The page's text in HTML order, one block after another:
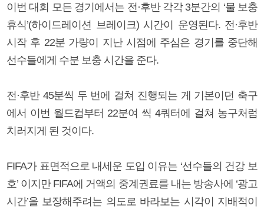
이번 대회 모든 경기에서는 전·후반 각각 3분간의 ‘물 보충
휴식’(하이드레이션 브레이크) 시간이 운영된다. 전·후반
시작 후 22분 가량이 지난 시점에 주심은 경기를 중단해
선수들에게 수분 보충 시간을 준다.
전·후반 45분씩 두 번에 걸쳐 진행되는 게 기본이던 축구
에서 이번 월드컵부터 22분여 씩 4쿼터에 걸쳐 농구처럼
치러지게 된 것이다.
FIFA가 표면적으로 내세운 도입 이유는 ‘선수들의 건강 보
호’ 이지만 FIFA에 거액의 중계권료를 내는 방송사에 ‘광고
시간’을 보장해주려는 의도로 바라보는 시각이 지배적이